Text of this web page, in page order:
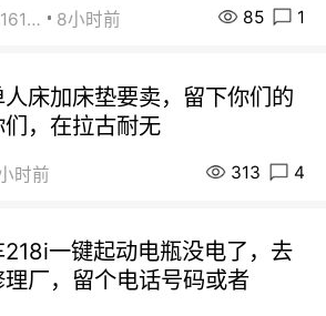
街友21416156 8小时前 85 1
床加床垫要卖，留下你们的
，在拉古耐无
时前 313 4
一键起动电瓶没电了，去
厂，留个电话号码或者